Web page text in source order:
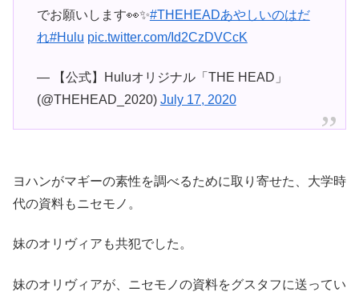
でお願いします👀✨#THEHEADあやしいのはだ
れ#Hulu pic.twitter.com/Id2CzDVCcK
— 【公式】Huluオリジナル「THE HEAD」
(@THEHEAD_2020) July 17, 2020
ヨハンがマギーの素性を調べるために取り寄せた、大学時
代の資料もニセモノ。
妹のオリヴィアも共犯でした。
妹のオリヴィアが、ニセモノの資料をグスタフに送ってい